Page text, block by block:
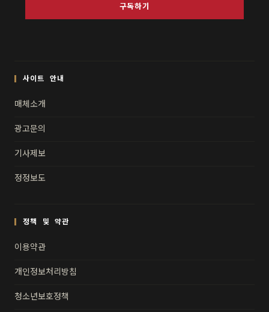
구독하기
사이트 안내
매체소개
광고문의
기사제보
정정보도
정책 및 약관
이용약관
개인정보처리방침
청소년보호정책